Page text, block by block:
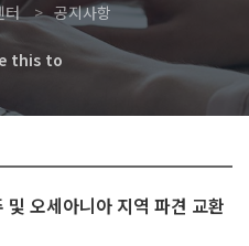
터 공지사항
this to
오세아니아 지역 파견 교환